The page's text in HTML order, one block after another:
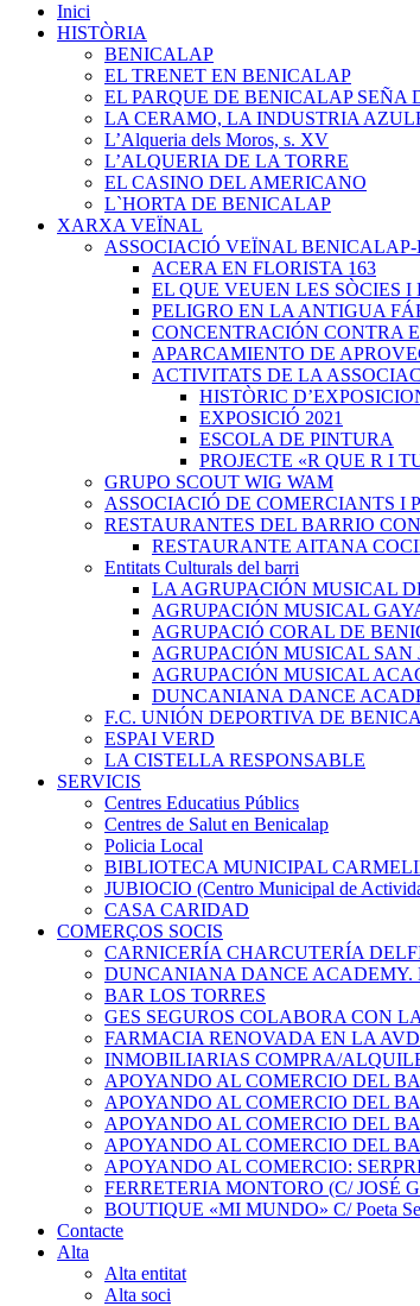
Inici
HISTÒRIA
BENICALAP
EL TRENET EN BENICALAP
EL PARQUE DE BENICALAP
LA CERAMO, LA INDUSTRIA
L’Alqueria dels Moros, s. XV
L’ALQUERIA DE LA TORRE
EL CASINO DEL AMERICANO
L`HORTA DE BENICALAP
XARXA VEÏNAL
ASSOCIACIÓ VEÏNAL
ACERA EN FLORISTA 163
EL QUE VEUEN LES SÒCIES I
PELIGRO EN LA ANTIGUA
CONCENTRACIÓN CONTRA
APARCAMIENTO DE
ACTIVITATS DE LA
HISTÒRIC
EXPOSICIÓ 2021
ESCOLA DE PINTURA
PROJECTE «R QUE R I
GRUPO SCOUT WIG WAM
ASSOCIACIÓ DE COMERCIANTS I
RESTAURANTES DEL BARRIO
RESTAURANTE AITANA
Entitats Culturals del barri
LA AGRUPACIÓN MUSICAL
AGRUPACIÓN MUSICAL
AGRUPACIÓ CORAL DE
AGRUPACIÓN MUSICAL SAN
AGRUPACIÓN MUSICAL
DUNCANIANA DANCE
F.C. UNIÓN DEPORTIVA DE
ESPAI VERD
LA CISTELLA RESPONSABLE
SERVICIS
Centres Educatius Públics
Centres de Salut en Benicalap
Policia Local
BIBLIOTECA MUNICIPAL
JUBIOCIO (Centro Municipal de
CASA CARIDAD
COMERÇOS SOCIS
CARNICERÍA CHARCUTERÍA
DUNCANIANA DANCE ACADEMY.
BAR LOS TORRES
GES SEGUROS COLABORA CON
FARMACIA RENOVADA EN LA
INMOBILIARIAS COMPRA/
APOYANDO AL COMERCIO DEL
APOYANDO AL COMERCIO DEL
APOYANDO AL COMERCIO DEL
APOYANDO AL COMERCIO DEL
APOYANDO AL COMERCIO:
FERRETERIA MONTORO (C/ JOSÉ
BOUTIQUE «MI MUNDO» C/ Poeta
Contacte
Alta
Alta entitat
Alta soci